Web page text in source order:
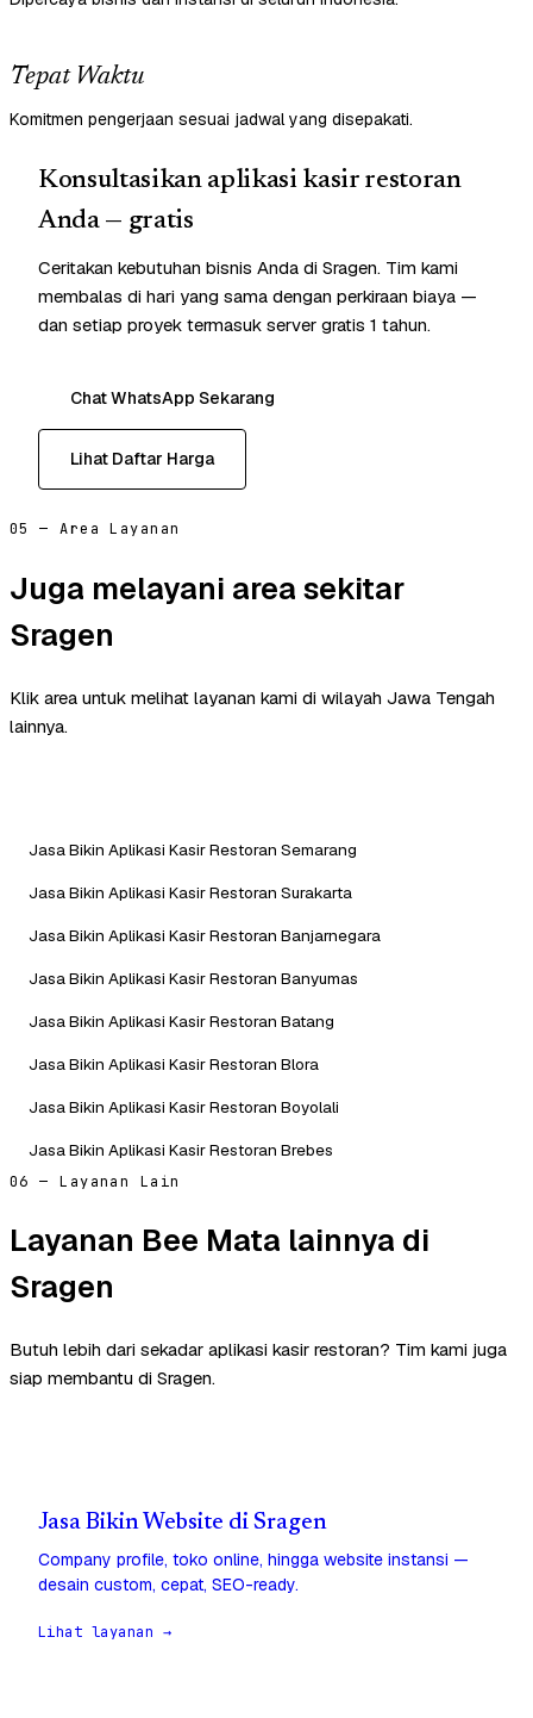
Tepat Waktu
Komitmen pengerjaan sesuai jadwal yang disepakati.
Konsultasikan aplikasi kasir restoran
Anda — gratis
Ceritakan kebutuhan bisnis Anda di Sragen. Tim kami
membalas di hari yang sama dengan perkiraan biaya —
dan setiap proyek termasuk server gratis 1 tahun.
Chat WhatsApp Sekarang
Lihat Daftar Harga
05 — Area Layanan
Juga melayani area sekitar
Sragen
Klik area untuk melihat layanan kami di wilayah Jawa Tengah
lainnya.
Jasa Bikin Aplikasi Kasir Restoran Semarang
Jasa Bikin Aplikasi Kasir Restoran Surakarta
Jasa Bikin Aplikasi Kasir Restoran Banjarnegara
Jasa Bikin Aplikasi Kasir Restoran Banyumas
Jasa Bikin Aplikasi Kasir Restoran Batang
Jasa Bikin Aplikasi Kasir Restoran Blora
Jasa Bikin Aplikasi Kasir Restoran Boyolali
Jasa Bikin Aplikasi Kasir Restoran Brebes
06 — Layanan Lain
Layanan Bee Mata lainnya di
Sragen
Butuh lebih dari sekadar aplikasi kasir restoran? Tim kami juga
siap membantu di Sragen.
Jasa Bikin Website di Sragen
Company profile, toko online, hingga website instansi —
desain custom, cepat, SEO-ready.
Lihat layanan →